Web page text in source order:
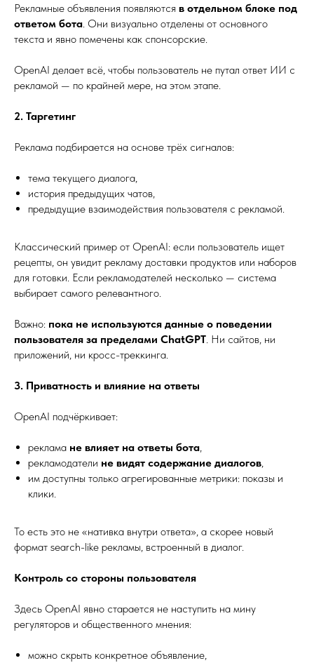
Рекламные объявления появляются в отдельном блоке под
ответом бота. Они визуально отделены от основного
текста и явно помечены как спонсорские.
OpenAI делает всё, чтобы пользователь не путал ответ ИИ с
рекламой — по крайней мере, на этом этапе.
2. Таргетинг
Реклама подбирается на основе трёх сигналов:
тема текущего диалога,
история предыдущих чатов,
предыдущие взаимодействия пользователя с рекламой.
Классический пример от OpenAI: если пользователь ищет
рецепты, он увидит рекламу доставки продуктов или наборов
для готовки. Если рекламодателей несколько — система
выбирает самого релевантного.
Важно: пока не используются данные о поведении
пользователя за пределами ChatGPT. Ни сайтов, ни
приложений, ни кросс-треккинга.
3. Приватность и влияние на ответы
OpenAI подчёркивает:
реклама не влияет на ответы бота,
рекламодатели не видят содержание диалогов,
им доступны только агрегированные метрики: показы и
клики.
То есть это не «нативка внутри ответа», а скорее новый
формат search-like рекламы, встроенный в диалог.
Контроль со стороны пользователя
Здесь OpenAI явно старается не наступить на мину
регуляторов и общественного мнения:
можно скрыть конкретное объявление,